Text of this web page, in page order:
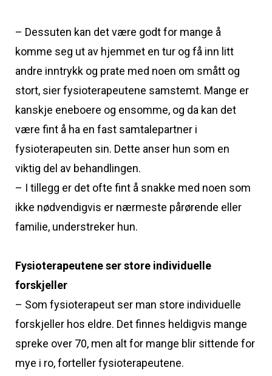
– Dessuten kan det være godt for mange å
komme seg ut av hjemmet en tur og få inn litt
andre inntrykk og prate med noen om smått og
stort, sier fysioterapeutene samstemt. Mange er
kanskje eneboere og ensomme, og da kan det
være fint å ha en fast samtalepartner i
fysioterapeuten sin. Dette anser hun som en
viktig del av behandlingen.
– I tillegg er det ofte fint å snakke med noen som
ikke nødvendigvis er nærmeste pårørende eller
familie, understreker hun.
Fysioterapeutene ser store individuelle
forskjeller
– Som fysioterapeut ser man store individuelle
forskjeller hos eldre. Det finnes heldigvis mange
spreke over 70, men alt for mange blir sittende for
mye i ro, forteller fysioterapeutene.